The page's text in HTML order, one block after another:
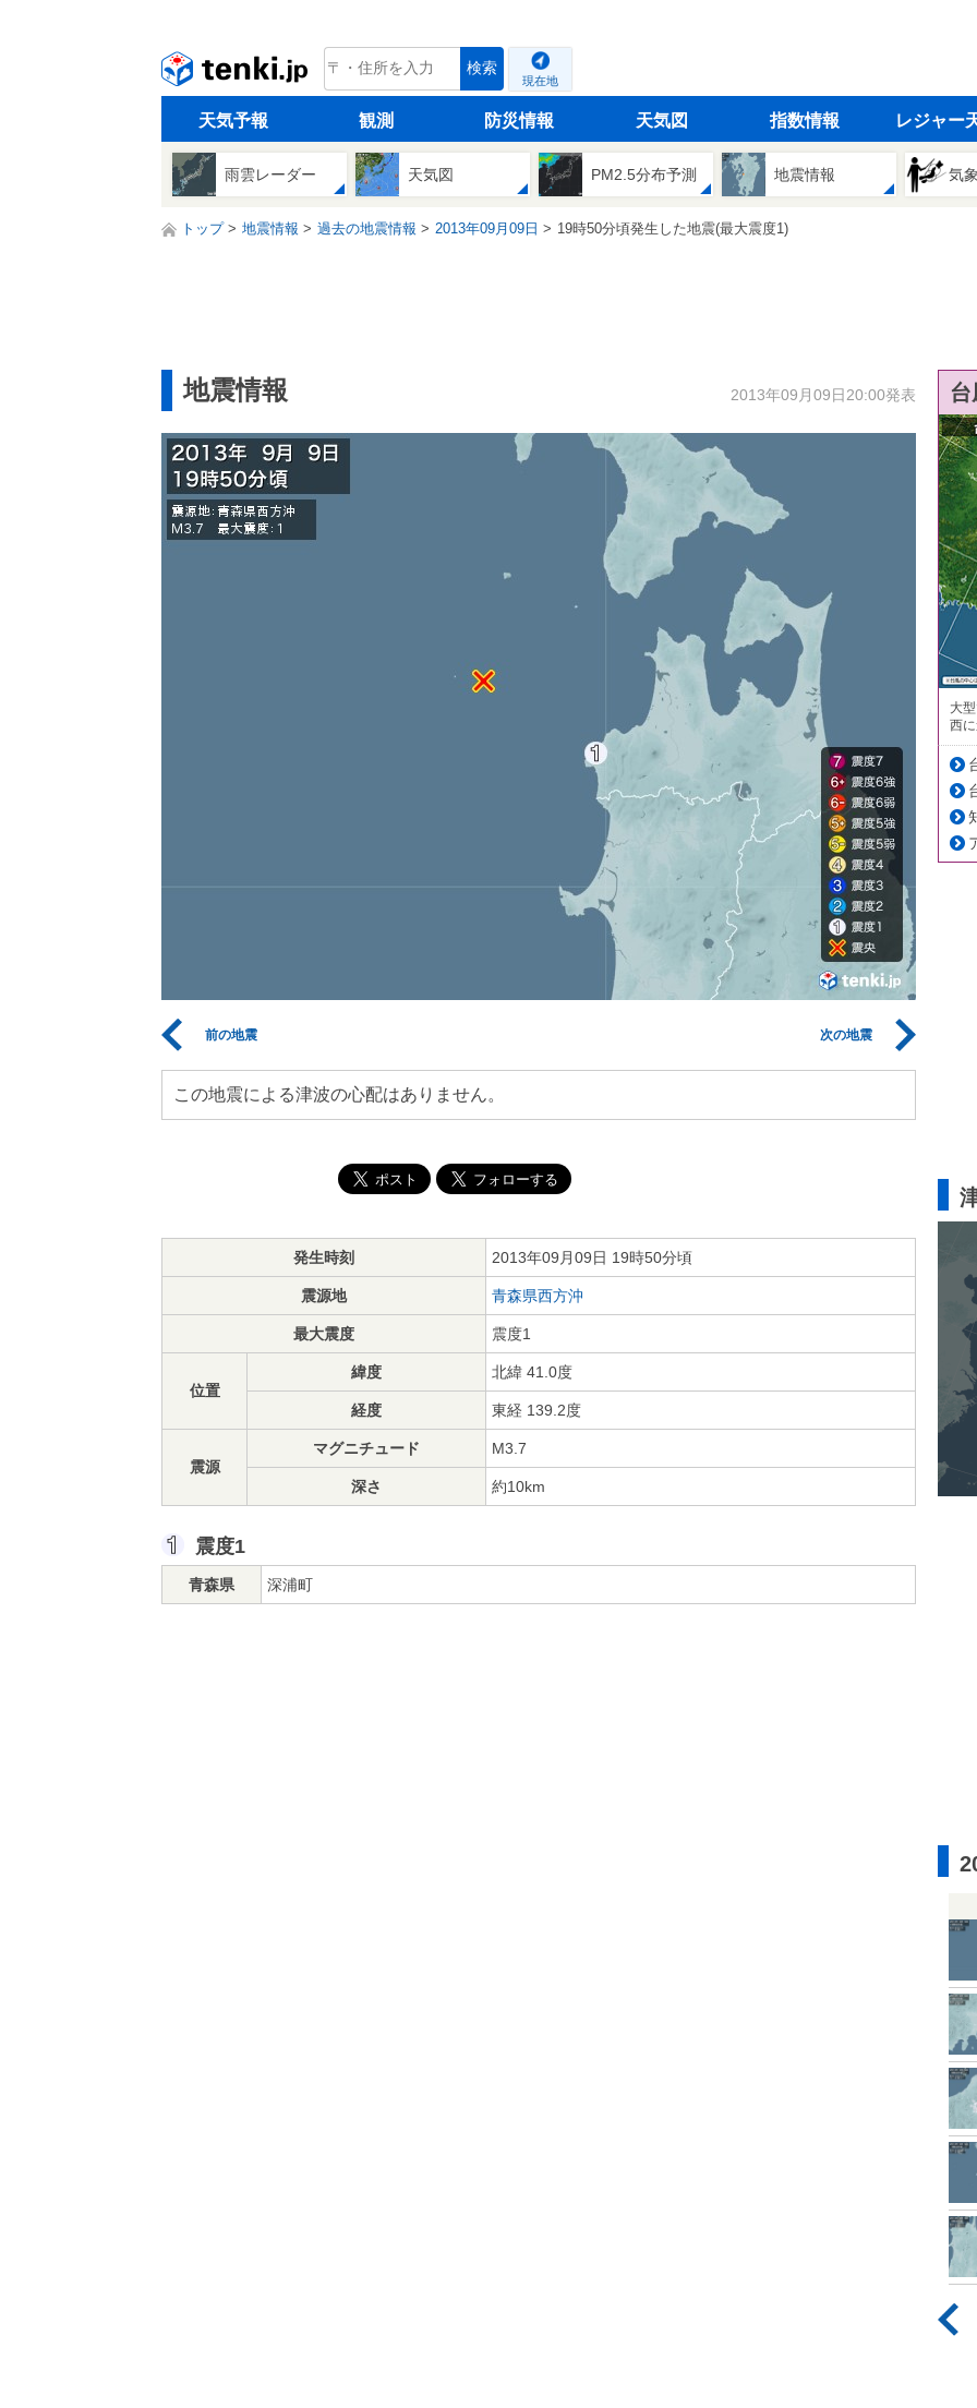
tenki.jp 検索
現在地
天気予報 観測 防災情報 天気図 指数情報 レジャー
雨雲レーダー 天気図 PM2.5分布予測 地震情報 気
トップ 地震情報 過去の地震情報 2013年09月09日 19時50分頃発生した地震(最大震度1)
地震情報 2013年09月09日20:00発表
前の地震 次の地震
この地震による津波の心配はありません。
発生時刻 2013年09月09日 19時50分頃
震源地 青森県西方沖
最大震度 震度1
位置
緯度 北緯 41.0度
経度 東経 139.2度
震源
マグニチュード M3.7
深さ 約10km
震度1
青森県 深浦町
大
西